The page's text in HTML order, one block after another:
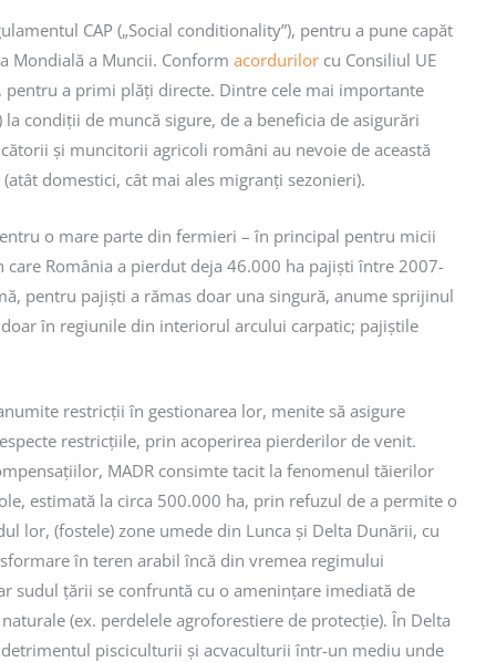
CAP („Social conditionality”), pentru a pune capăt
Mondială a Muncii. Conform acordurilor cu Consiliul UE
a primi plăți directe. Dintre cele mai importante
condiții de muncă sigure, de a beneficia de asigurări
și muncitorii agricoli români au nevoie de această
domestici, cât mai ales migranți sezonieri).
o mare parte din fermieri – în principal pentru micii
România a pierdut deja 46.000 ha pajiști între 2007-
pentru pajiști a rămas doar una singură, anume sprijinul
în regiunile din interiorul arcului carpatic; pajiștile
restricții în gestionarea lor, menite să asigure
restricțiile, prin acoperirea pierderilor de venit.
MADR consimte tacit la fenomenul tăierilor
estimată la circa 500.000 ha, prin refuzul de a permite o
lor, (fostele) zone umede din Lunca și Delta Dunării, cu
în teren arabil încă din vremea regimului
sudul țării se confruntă cu o amenințare imediată de
(ex. perdelele agroforestiere de protecție). În Delta
pisciculturii și acvaculturii într-un mediu unde